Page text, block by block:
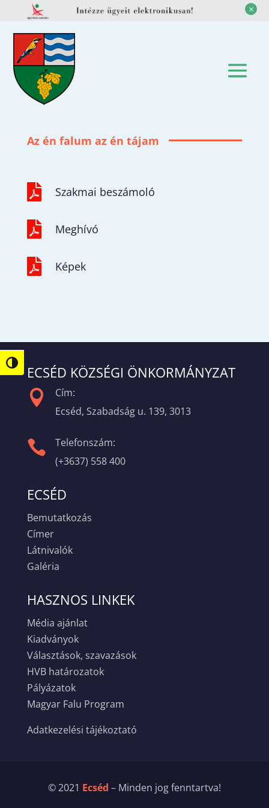
Nagy kontraszt váltása
M
Az én falum az én tájam
 Szakmai beszámoló
 Meghívó
 Képek
ECSÉD KÖZSÉGI ÖNKORMÁNYZAT

Cím:
Ecséd, Szabadság u. 139, 3013

Telefonszám:
(+3637) 558 400
ECSÉD
Bemutatkozás
Címer
Látnivalók
Galéria
HASZNOS LINKEK
Média ajánlat
Kiadványok
Választások, szavazások
HVB határozatok
Pályázatok
Magyar Falu Program
Adatkezelési tájékoztató
© 2021 Ecséd – Minden jog fenntartva!